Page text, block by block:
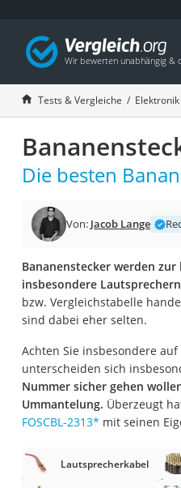
Tests & Vergleiche Elektronik
Die besten
Von: Jacob Lange
Bananenstecker werden
insbesondere
bzw. Vergleichstabelle
sind dabei eher selten.
Achten Sie insbesondere
unterscheiden sich
Nummer sicher gehen
Ummantelung. Überzeugt
FOSCBL-2313* mit seinen
Lautsprecherkabel